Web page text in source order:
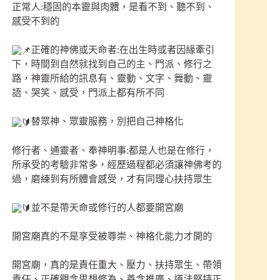
正常人:穩固的本靈與肉體，是看不到、聽不到、
感受不到的
正確的神佛或天命者:在出生時或者因緣牽引
下，時間到自然就找到自己的主、門派、修行之
路，神靈所給的訊息有、靈動、文字、舞動、靈
語、哭笑、感受，門派上都有所不同
替眾神、眾靈服務，別把自己神格化
修行者、通靈者、奉神明事:都是人也是在修行，
所承受的考驗非常多，經歷過程都必須讓神佛考的
過，磨練到有所體會感受，才有同理心扶持眾生
並不是帶天命或修行的人都要開宮廟
開宮廟真的不是享受被尊崇、神格化能力才開的
開宮廟，真的是責任重大、壓力、扶持眾生、帶領